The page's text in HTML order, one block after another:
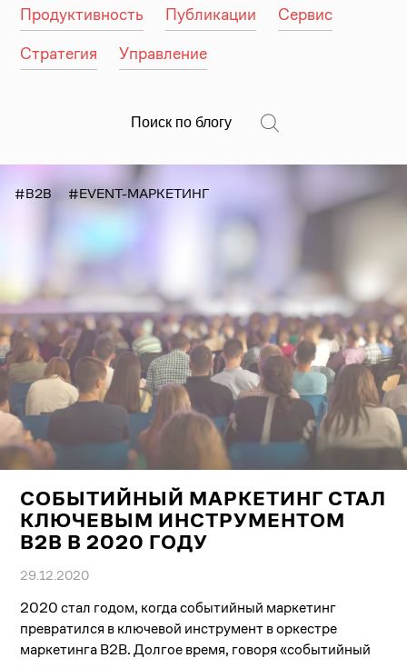
Продуктивность
Публикации
Сервис
Стратегия
Управление
#B2B #EVENT-МАРКЕТИНГ
СОБЫТИЙНЫЙ МАРКЕТИНГ СТАЛ
КЛЮЧЕВЫМ ИНСТРУМЕНТОМ
B2B В 2020 ГОДУ
29.12.2020
2020 стал годом, когда событийный маркетинг
превратился в ключевой инструмент в оркестре
маркетинга B2B. Долгое время, говоря «событийный